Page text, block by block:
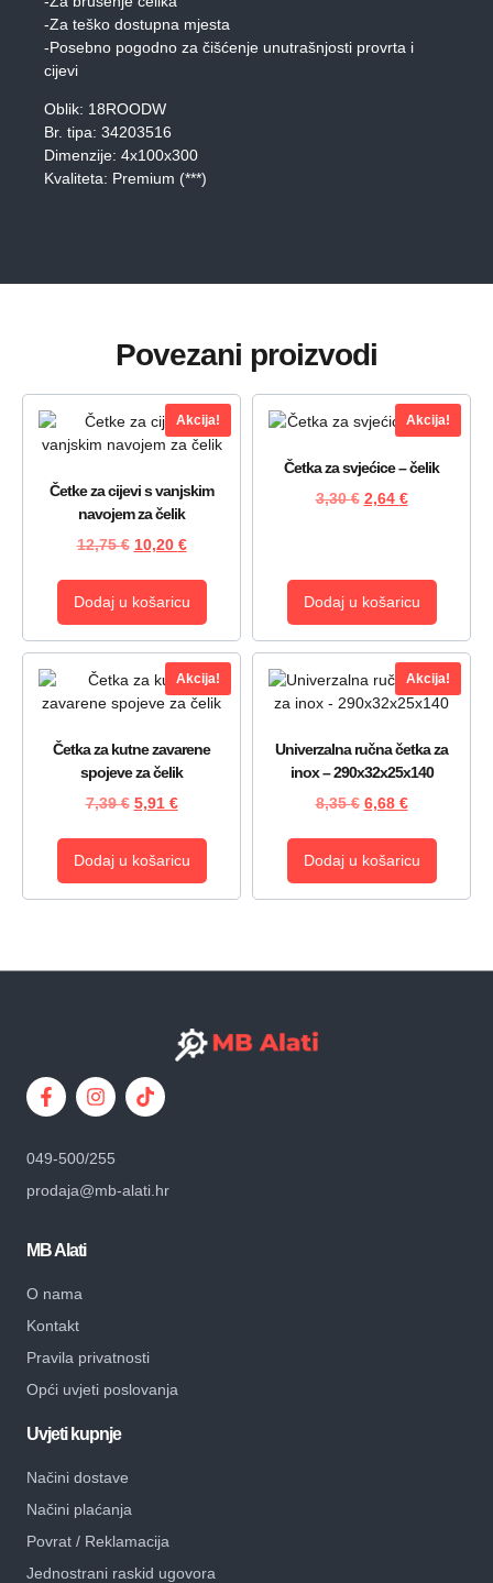
-Za teško dostupna mjesta
-Posebno pogodno za čišćenje unutrašnjosti provrta i
cijevi
Oblik: 18ROODW
Br. tipa: 34203516
Dimenzije: 4x100x300
Kvaliteta: Premium (***)
Povezani proizvodi
Akcija!
Četke za cijevi s vanjskim
navojem za čelik
12,75€ 10,20 €
Dodaj u košaricu
Akcija!
Četka za svjećice – čelik
3,30€ 2,64 €
Dodaj u košaricu
Akcija!
Četka za kutne zavarene
spojeve za čelik
7,39€ 5,91 €
Dodaj u košaricu
Akcija!
Univerzalna ručna četka za
inox – 290x32x25x140
8,35€ 6,68 €
Dodaj u košaricu
049-500/255
prodaja@mb-alati.hr
MB Alati
O nama
Kontakt
Pravila privatnosti
Opći uvjeti poslovanja
Uvjeti kupnje
Načini dostave
Načini plaćanja
Povrat / Reklamacija
Jednostrani raskid ugovora